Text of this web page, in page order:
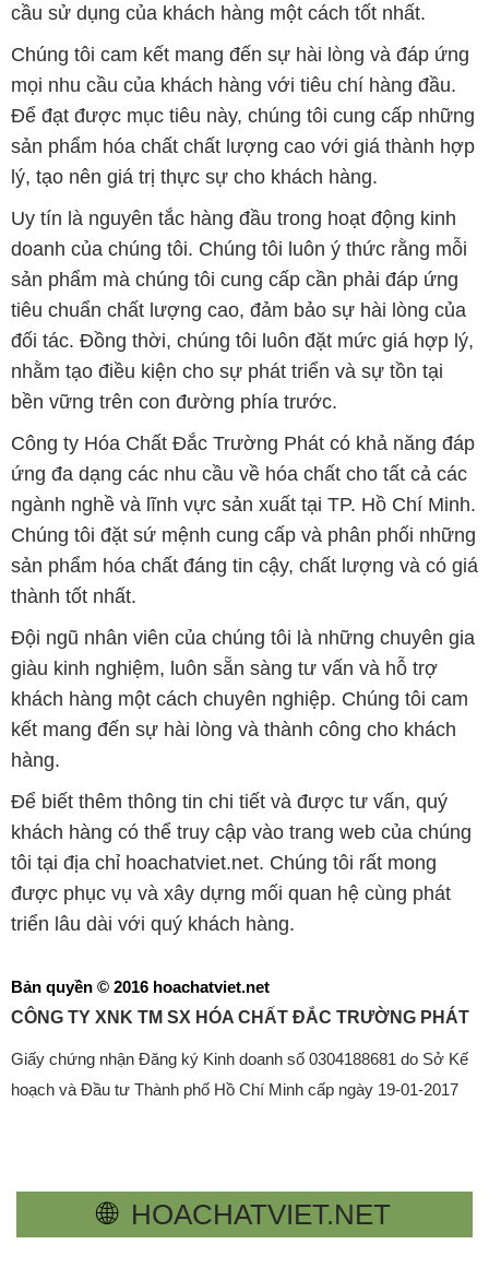
cầu sử dụng của khách hàng một cách tốt nhất.
Chúng tôi cam kết mang đến sự hài lòng và đáp ứng
mọi nhu cầu của khách hàng với tiêu chí hàng đầu.
Để đạt được mục tiêu này, chúng tôi cung cấp những
sản phẩm hóa chất chất lượng cao với giá thành hợp
lý, tạo nên giá trị thực sự cho khách hàng.
Uy tín là nguyên tắc hàng đầu trong hoạt động kinh
doanh của chúng tôi. Chúng tôi luôn ý thức rằng mỗi
sản phẩm mà chúng tôi cung cấp cần phải đáp ứng
tiêu chuẩn chất lượng cao, đảm bảo sự hài lòng của
đối tác. Đồng thời, chúng tôi luôn đặt mức giá hợp lý,
nhằm tạo điều kiện cho sự phát triển và sự tồn tại
bền vững trên con đường phía trước.
Công ty Hóa Chất Đắc Trường Phát có khả năng đáp
ứng đa dạng các nhu cầu về hóa chất cho tất cả các
ngành nghề và lĩnh vực sản xuất tại TP. Hồ Chí Minh.
Chúng tôi đặt sứ mệnh cung cấp và phân phối những
sản phẩm hóa chất đáng tin cậy, chất lượng và có giá
thành tốt nhất.
Đội ngũ nhân viên của chúng tôi là những chuyên gia
giàu kinh nghiệm, luôn sẵn sàng tư vấn và hỗ trợ
khách hàng một cách chuyên nghiệp. Chúng tôi cam
kết mang đến sự hài lòng và thành công cho khách
hàng.
Để biết thêm thông tin chi tiết và được tư vấn, quý
khách hàng có thể truy cập vào trang web của chúng
tôi tại địa chỉ hoachatviet.net. Chúng tôi rất mong
được phục vụ và xây dựng mối quan hệ cùng phát
triển lâu dài với quý khách hàng.
Bản quyền © 2016 hoachatviet.net
CÔNG TY XNK TM SX HÓA CHẤT ĐẮC TRƯỜNG PHÁT
Giấy chứng nhận Đăng ký Kinh doanh số 0304188681 do Sở Kế
hoạch và Đầu tư Thành phố Hồ Chí Minh cấp ngày 19-01-2017
🌐 HOACHATVIET.NET